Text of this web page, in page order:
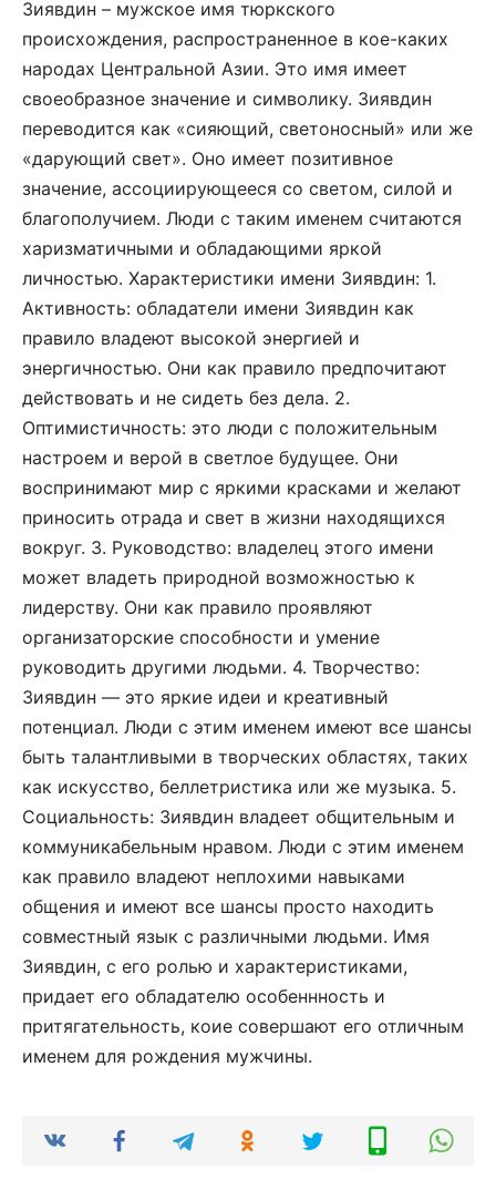
Зиявдин – мужское имя тюркского
происхождения, распространенное в кое-каких
народах Центральной Азии. Это имя имеет
своеобразное значение и символику. Зиявдин
переводится как «сияющий, светоносный» или же
«дарующий свет». Оно имеет позитивное
значение, ассоциирующееся со светом, силой и
благополучием. Люди с таким именем считаются
харизматичными и обладающими яркой
личностью. Характеристики имени Зиявдин: 1.
Активность: обладатели имени Зиявдин как
правило владеют высокой энергией и
энергичностью. Они как правило предпочитают
действовать и не сидеть без дела. 2.
Оптимистичность: это люди с положительным
настроем и верой в светлое будущее. Они
воспринимают мир с яркими красками и желают
приносить отрада и свет в жизни находящихся
вокруг. 3. Руководство: владелец этого имени
может владеть природной возможностью к
лидерству. Они как правило проявляют
организаторские способности и умение
руководить другими людьми. 4. Творчество:
Зиявдин — это яркие идеи и креативный
потенциал. Люди с этим именем имеют все шансы
быть талантливыми в творческих областях, таких
как искусство, беллетристика или же музыка. 5.
Социальность: Зиявдин владеет общительным и
коммуникабельным нравом. Люди с этим именем
как правило владеют неплохими навыками
общения и имеют все шансы просто находить
совместный язык с различными людьми. Имя
Зиявдин, с его ролью и характеристиками,
придает его обладателю особеннность и
притягательность, коие совершают его отличным
именем для рождения мужчины.